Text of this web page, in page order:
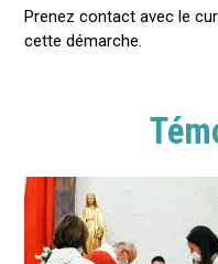
Prenez contact avec le
cette démarche.